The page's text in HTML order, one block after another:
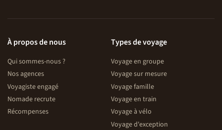
À propos de nous
Qui sommes-nous ?
Nos agences
Voyagiste engagé
Nomade recrute
Récompenses
Types de voyage
Voyage en groupe
Voyage sur mesure
Voyage famille
Voyage en train
Voyage à vélo
Voyage d'exception